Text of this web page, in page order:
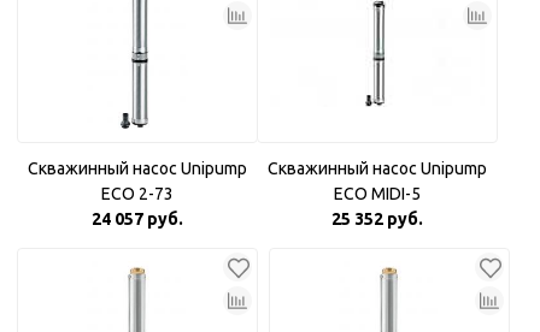
Скважинный насос Unipump
ECO 2-73
24 057 руб.
Скважинный насос Unipump
ECO MIDI-5
25 352 руб.